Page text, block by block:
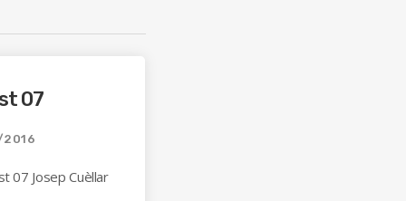
07
07 Josep Cuèllar